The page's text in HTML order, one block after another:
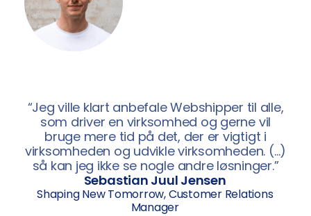
“Jeg ville klart anbefale Webshipper til alle,
som driver en virksomhed og gerne vil
bruge mere tid på det, der er vigtigt i
virksomheden og udvikle virksomheden. (…)
så kan jeg ikke se nogle andre løsninger.”
Sebastian Juul Jensen
Shaping New Tomorrow, Customer Relations
Manager